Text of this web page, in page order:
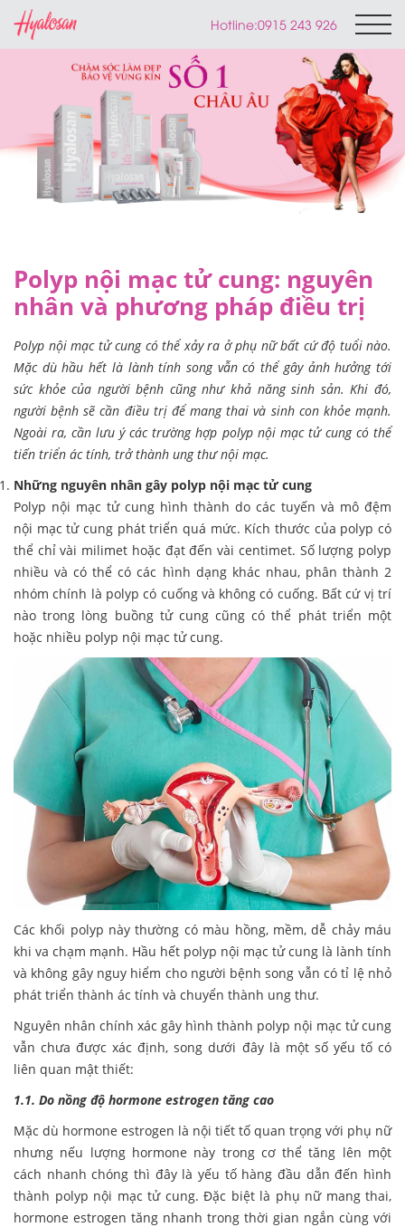
Hotline:0915 243 926
Polyp nội mạc tử cung: nguyên
nhân và phương pháp điều trị
Polyp nội mạc tử cung có thể xảy ra ở phụ nữ bất cứ độ tuổi nào.
Mặc dù hầu hết là lành tính song vẫn có thể gây ảnh hưởng tới
sức khỏe của người bệnh cũng như khả năng sinh sản. Khi đó,
người bệnh sẽ cần điều trị để mang thai và sinh con khỏe mạnh.
Ngoài ra, cần lưu ý các trường hợp polyp nội mạc tử cung có thể
tiến triển ác tính, trở thành ung thư nội mạc.
Những nguyên nhân gây polyp nội mạc tử cung
Polyp nội mạc tử cung hình thành do các tuyến và mô đệm
nội mạc tử cung phát triển quá mức. Kích thước của polyp có
thể chỉ vài milimet hoặc đạt đến vài centimet. Số lượng polyp
nhiều và có thể có các hình dạng khác nhau, phân thành 2
nhóm chính là polyp có cuống và không có cuống. Bất cứ vị trí
nào trong lòng buồng tử cung cũng có thể phát triển một
hoặc nhiều polyp nội mạc tử cung.
Các khối polyp này thường có màu hồng, mềm, dễ chảy máu
khi va chạm mạnh. Hầu hết polyp nội mạc tử cung là lành tính
và không gây nguy hiểm cho người bệnh song vẫn có tỉ lệ nhỏ
phát triển thành ác tính và chuyển thành ung thư.
Nguyên nhân chính xác gây hình thành polyp nội mạc tử cung
vẫn chưa được xác định, song dưới đây là một số yếu tố có
liên quan mật thiết:
1.1. Do nồng độ hormone estrogen tăng cao
Mặc dù hormone estrogen là nội tiết tố quan trọng với phụ nữ
nhưng nếu lượng hormone này trong cơ thể tăng lên một
cách nhanh chóng thì đây là yếu tố hàng đầu dẫn đến hình
thành polyp nội mạc tử cung. Đặc biệt là phụ nữ mang thai,
hormone estrogen tăng nhanh trong thời gian ngắn cùng với